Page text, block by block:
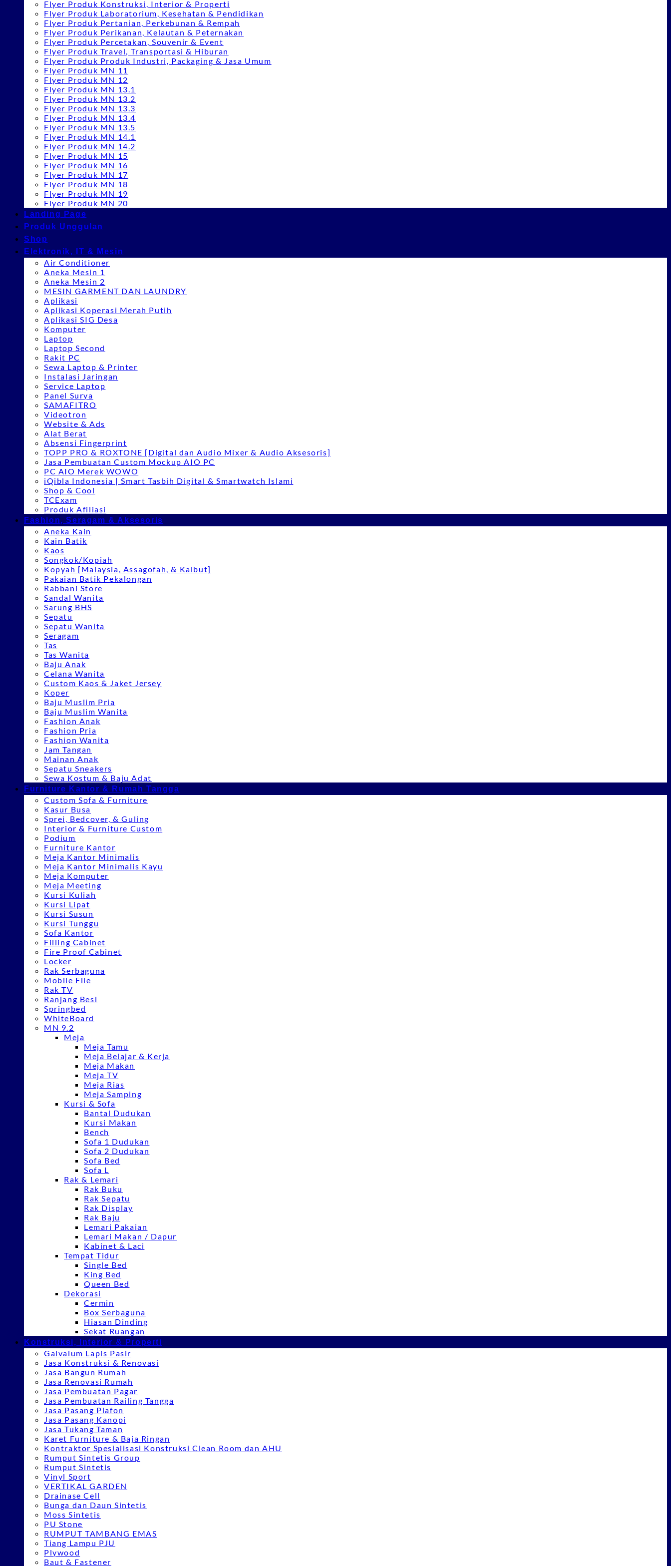
Flyer Produk Konstruksi, Interior & Properti
Flyer Produk Laboratorium, Kesehatan & Pendidikan
Flyer Produk Pertanian, Perkebunan & Rempah
Flyer Produk Perikanan, Kelautan & Peternakan
Flyer Produk Percetakan, Souvenir & Event
Flyer Produk Travel, Transportasi & Hiburan
Flyer Produk Produk Industri, Packaging & Jasa Umum
Flyer Produk MN 11
Flyer Produk MN 12
Flyer Produk MN 13.1
Flyer Produk MN 13.2
Flyer Produk MN 13.3
Flyer Produk MN 13.4
Flyer Produk MN 13.5
Flyer Produk MN 14.1
Flyer Produk MN 14.2
Flyer Produk MN 15
Flyer Produk MN 16
Flyer Produk MN 17
Flyer Produk MN 18
Flyer Produk MN 19
Flyer Produk MN 20
Landing Page
Produk Unggulan
Shop
Elektronik, IT & Mesin
Air Conditioner
Aneka Mesin 1
Aneka Mesin 2
MESIN GARMENT DAN LAUNDRY
Aplikasi
Aplikasi Koperasi Merah Putih
Aplikasi SIG Desa
Komputer
Laptop
Laptop Second
Rakit PC
Sewa Laptop & Printer
Instalasi Jaringan
Service Laptop
Panel Surya
SAMAFITRO
Videotron
Website & Ads
Alat Berat
Absensi Fingerprint
TOPP PRO & ROXTONE [Digital dan Audio Mixer & Audio Aksesoris]
Jasa Pembuatan Custom Mockup AIO PC
PC AIO Merek WOWO
iQibla Indonesia | Smart Tasbih Digital & Smartwatch Islami
Shop & Cool
TCExam
Produk Afiliasi
Fashion, Seragam & Aksesoris
Aneka Kain
Kain Batik
Kaos
Songkok/Kopiah
Kopyah [Malaysia, Assagofah, & Kalbut]
Pakaian Batik Pekalongan
Rabbani Store
Sandal Wanita
Sarung BHS
Sepatu
Sepatu Wanita
Seragam
Tas
Tas Wanita
Baju Anak
Celana Wanita
Custom Kaos & Jaket Jersey
Koper
Baju Muslim Pria
Baju Muslim Wanita
Fashion Anak
Fashion Pria
Fashion Wanita
Jam Tangan
Mainan Anak
Sepatu Sneakers
Sewa Kostum & Baju Adat
Furniture Kantor & Rumah Tangga
Custom Sofa & Furniture
Kasur Busa
Sprei, Bedcover, & Guling
Interior & Furniture Custom
Podium
Furniture Kantor
Meja Kantor Minimalis
Meja Kantor Minimalis Kayu
Meja Komputer
Meja Meeting
Kursi Kuliah
Kursi Lipat
Kursi Susun
Kursi Tunggu
Sofa Kantor
Filling Cabinet
Fire Proof Cabinet
Locker
Rak Serbaguna
Mobile File
Rak TV
Ranjang Besi
Springbed
WhiteBoard
MN 9.2
Meja
Meja Tamu
Meja Belajar & Kerja
Meja Makan
Meja TV
Meja Rias
Meja Samping
Kursi & Sofa
Bantal Dudukan
Kursi Makan
Bench
Sofa 1 Dudukan
Sofa 2 Dudukan
Sofa Bed
Sofa L
Rak & Lemari
Rak Buku
Rak Sepatu
Rak Display
Rak Baju
Lemari Pakaian
Lemari Makan / Dapur
Kabinet & Laci
Tempat Tidur
Single Bed
King Bed
Queen Bed
Dekorasi
Cermin
Box Serbaguna
Hiasan Dinding
Sekat Ruangan
Konstruksi, Interior & Properti
Galvalum Lapis Pasir
Jasa Konstruksi & Renovasi
Jasa Bangun Rumah
Jasa Renovasi Rumah
Jasa Pembuatan Pagar
Jasa Pembuatan Railing Tangga
Jasa Pasang Plafon
Jasa Pasang Kanopi
Jasa Tukang Taman
Karet Furniture & Baja Ringan
Kontraktor Spesialisasi Konstruksi Clean Room dan AHU
Rumput Sintetis Group
Rumput Sintetis
Vinyl Sport
VERTIKAL GARDEN
Drainase Cell
Bunga dan Daun Sintetis
Moss Sintetis
PU Stone
RUMPUT TAMBANG EMAS
Tiang Lampu PJU
Plywood
Baut & Fastener